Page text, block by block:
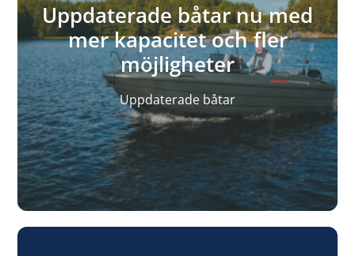
Uppdaterade båtar nu med
mer kapacitet och fler
möjligheter
Uppdaterade båtar